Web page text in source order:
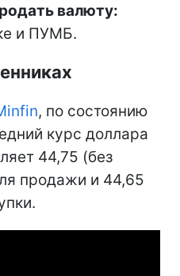
валюту:
и ПУМБ.
, по состоянию
курс доллара
44,75 (без
продажи и 44,65